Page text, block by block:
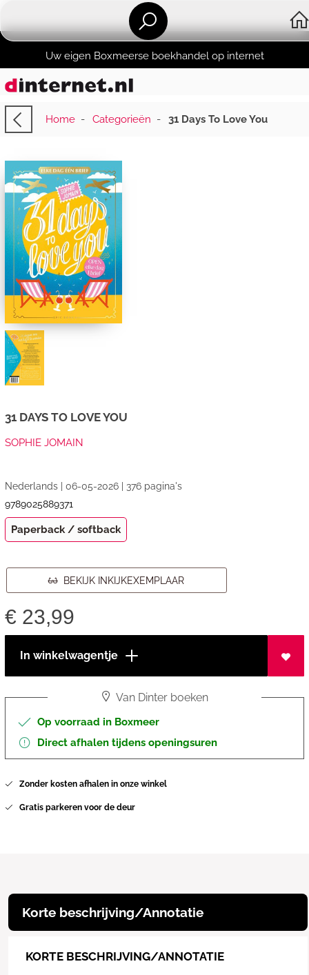
Uw eigen Boxmeerse boekhandel op internet
Home- Categorieën - 31 Days To Love You
31 DAYS TO LOVE YOU
SOPHIE JOMAIN
Nederlands | 06-05-2026 | 376 pagina's
9789025889371
Paperback / softback
BEKIJK INKIJKEXEMPLAAR
€ 23,99
In winkelwagentje
Van Dinter boeken
Op voorraad in Boxmeer
Direct afhalen tijdens openingsuren
Zonder kosten afhalen in onze winkel
Gratis parkeren voor de deur
Korte beschrijving/Annotatie
KORTE BESCHRIJVING/ANNOTATIE